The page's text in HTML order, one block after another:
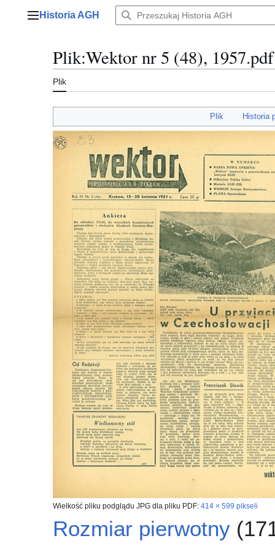
Menu główne
Historia AGH
Plik:Wektor nr 5 (48), 1957.pdf
Plik
Plik Historia
Wielkość pliku podglądu JPG dla pliku PDF: 414 × 599 pikseli
Rozmiar pierwotny